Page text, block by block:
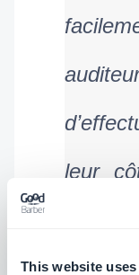
This website
leur